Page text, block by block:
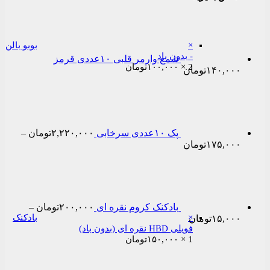
×
بوبو بالن
- بدون باد
2 ×
۱۰۰,۰۰۰تومان
×
بادکنک
فویلی HBD نقره ای (بدون باد)
1 ×
۱۵۰,۰۰۰تومان
شمع وارمر قلبی ۱٠عددی قرمز
۱۴۰,۰۰۰تومان
پک ۱۰عددی سرخابی ۲,۲۲۰,۰۰۰تومان –
۱۷۵,۰۰۰تومان
بادکنک کروم نقره ای ۲۰۰,۰۰۰تومان –
۱۵,۰۰۰تومانPrice
range:
۱۵,۰۰۰تومان